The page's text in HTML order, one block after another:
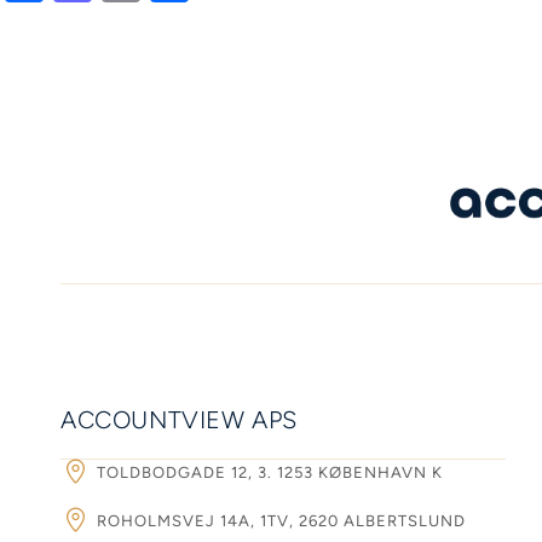
ACCOUNTVIEW APS
TOLDBODGADE 12, 3. 1253 KØBENHAVN K
ROHOLMSVEJ 14A, 1TV, 2620 ALBERTSLUND